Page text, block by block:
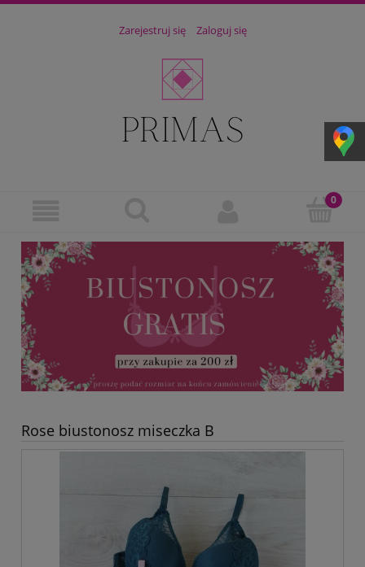
Zarejestruj się Zaloguj się
Rose biustonosz miseczka B